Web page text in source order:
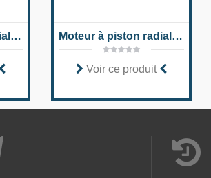
Moteur à piston radial pour moteurs dynamiques MCR-X Moteur à piston radial pour disques compacts MCR-C
Voir ce produit